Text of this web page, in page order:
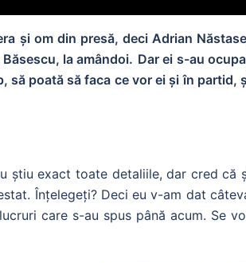
și om din presă, deci Adrian
la amândoi. Dar ei s-au
să poată să faca ce vor ei și în partid,
știu exact toate detaliile, dar cred că
Înțelegeți? Deci eu v-am dat
care s-au spus până acum. Se